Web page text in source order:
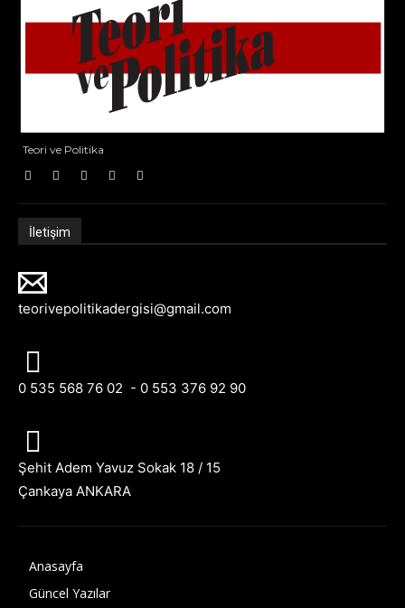
Teori ve Politika
İletişim
teorivepolitikadergisi@gmail.com
0 535 568 76 02 - 0 553 376 92 90
Şehit Adem Yavuz Sokak 18 / 15
Çankaya ANKARA
Anasayfa
Güncel Yazılar